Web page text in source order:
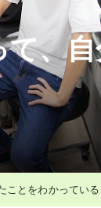
、
ことをわかっている